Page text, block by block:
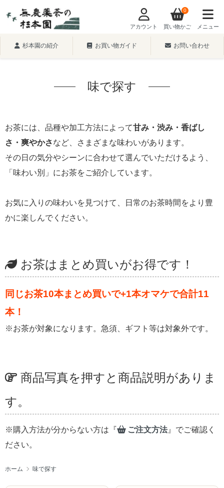
アカウント 買い物かご
0
メニュー
杉本園の紹介 お買い物ガイド お問い合わせ
味で探す
お茶には、品種や加工方法によって甘み・渋み・香ばし
さ・爽やかさなど、さまざまな味わいがあります。
その日の気分やシーンに合わせて選んでいただけるよう、
「味わい別」にお茶をご紹介しています。
お気に入りの味わいを見つけて、日常のお茶時間をより豊
かに楽しんでください。
お茶はまとめ買いがお得です！
同じお茶10本まとめ買いで+1本オマケで合計11
本！
※お茶が対象になります。急須、ギフト等は対象外です。
商品写真を押すと商品説明がありま
す。
※購入方法が分からない方は『 ご注文方法 』でご確認く
ださい。
ホーム 味で探す